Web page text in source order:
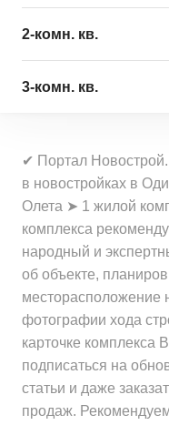
Средняя цена
Минимальная цена
Минимальная цена
за 1 м²
Средняя цена
за 1 м²
2-комн. кв.
Минимальная цена
Средняя цена
за квартиру
Минимальная цена
за 1 м²
Средняя цена
за 1 м²
3-комн. кв.
за квартиру
Средняя цена
за квартиру
Минимальная цена
за 1 м²
Средняя цена
за 1 м²
✔ Портал
в новостройках в
Олета ➤ 1 жилой
комплекса
народный и
об объекте,
месторасположение
фотографии хода
карточке комплекса
подписаться на
статьи и даже
продаж.